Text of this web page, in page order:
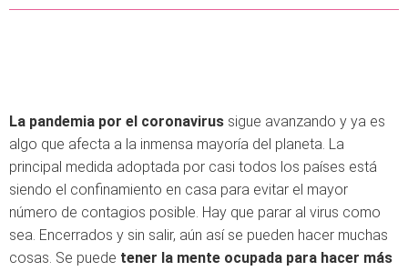
La pandemia por el coronavirus sigue avanzando y ya es
algo que afecta a la inmensa mayoría del planeta. La
principal medida adoptada por casi todos los países está
siendo el confinamiento en casa para evitar el mayor
número de contagios posible. Hay que parar al virus como
sea. Encerrados y sin salir, aún así se pueden hacer muchas
cosas. Se puede tener la mente ocupada para hacer más